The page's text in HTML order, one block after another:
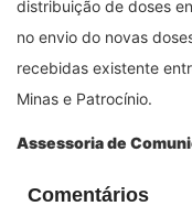
distribuição de doses
no envio do novas
recebidas existente
Minas e Patrocínio.
Assessoria de
Comentários